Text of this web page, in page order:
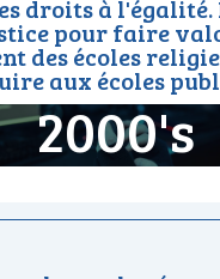
droits à l'égalité.
pour faire
des écoles
aux écoles
2000's